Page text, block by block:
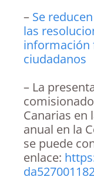
– Se
las
información
ciudadanos
– La
Canarias
anual en la
se puede
enlace: